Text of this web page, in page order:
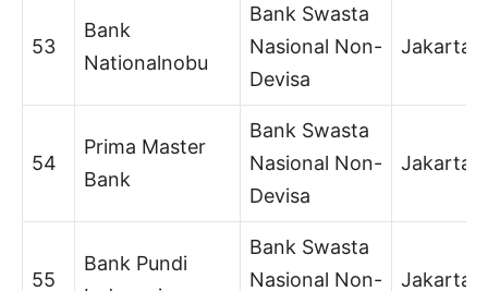
53
Bank
Nationalnobu
Bank Swasta
Nasional Non-
Devisa
Jakarta
54
Prima Master
Bank
Bank Swasta
Nasional Non-
Devisa
Jakarta
55
Bank Pundi
Bank Swasta
Nasional Non-
Jakarta